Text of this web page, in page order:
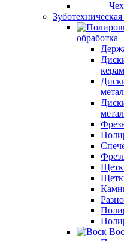
обработка